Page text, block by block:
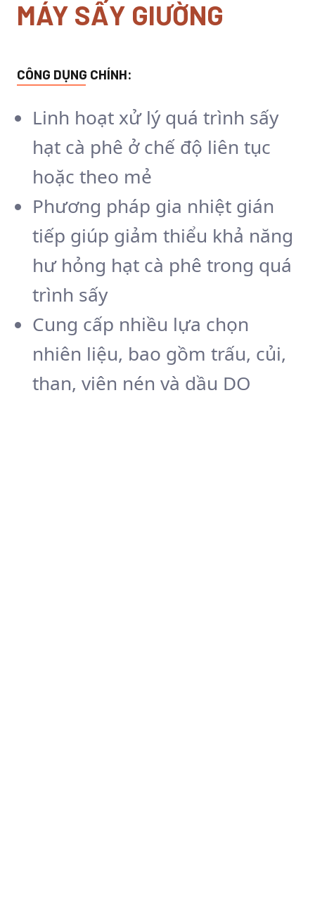
MÁY SẤY GIƯỜNG
CÔNG DỤNG CHÍNH:
Linh hoạt xử lý quá trình sấy
hạt cà phê ở chế độ liên tục
hoặc theo mẻ
Phương pháp gia nhiệt gián
tiếp giúp giảm thiểu khả năng
hư hỏng hạt cà phê trong quá
trình sấy
Cung cấp nhiều lựa chọn
nhiên liệu, bao gồm trấu, củi,
than, viên nén và dầu DO